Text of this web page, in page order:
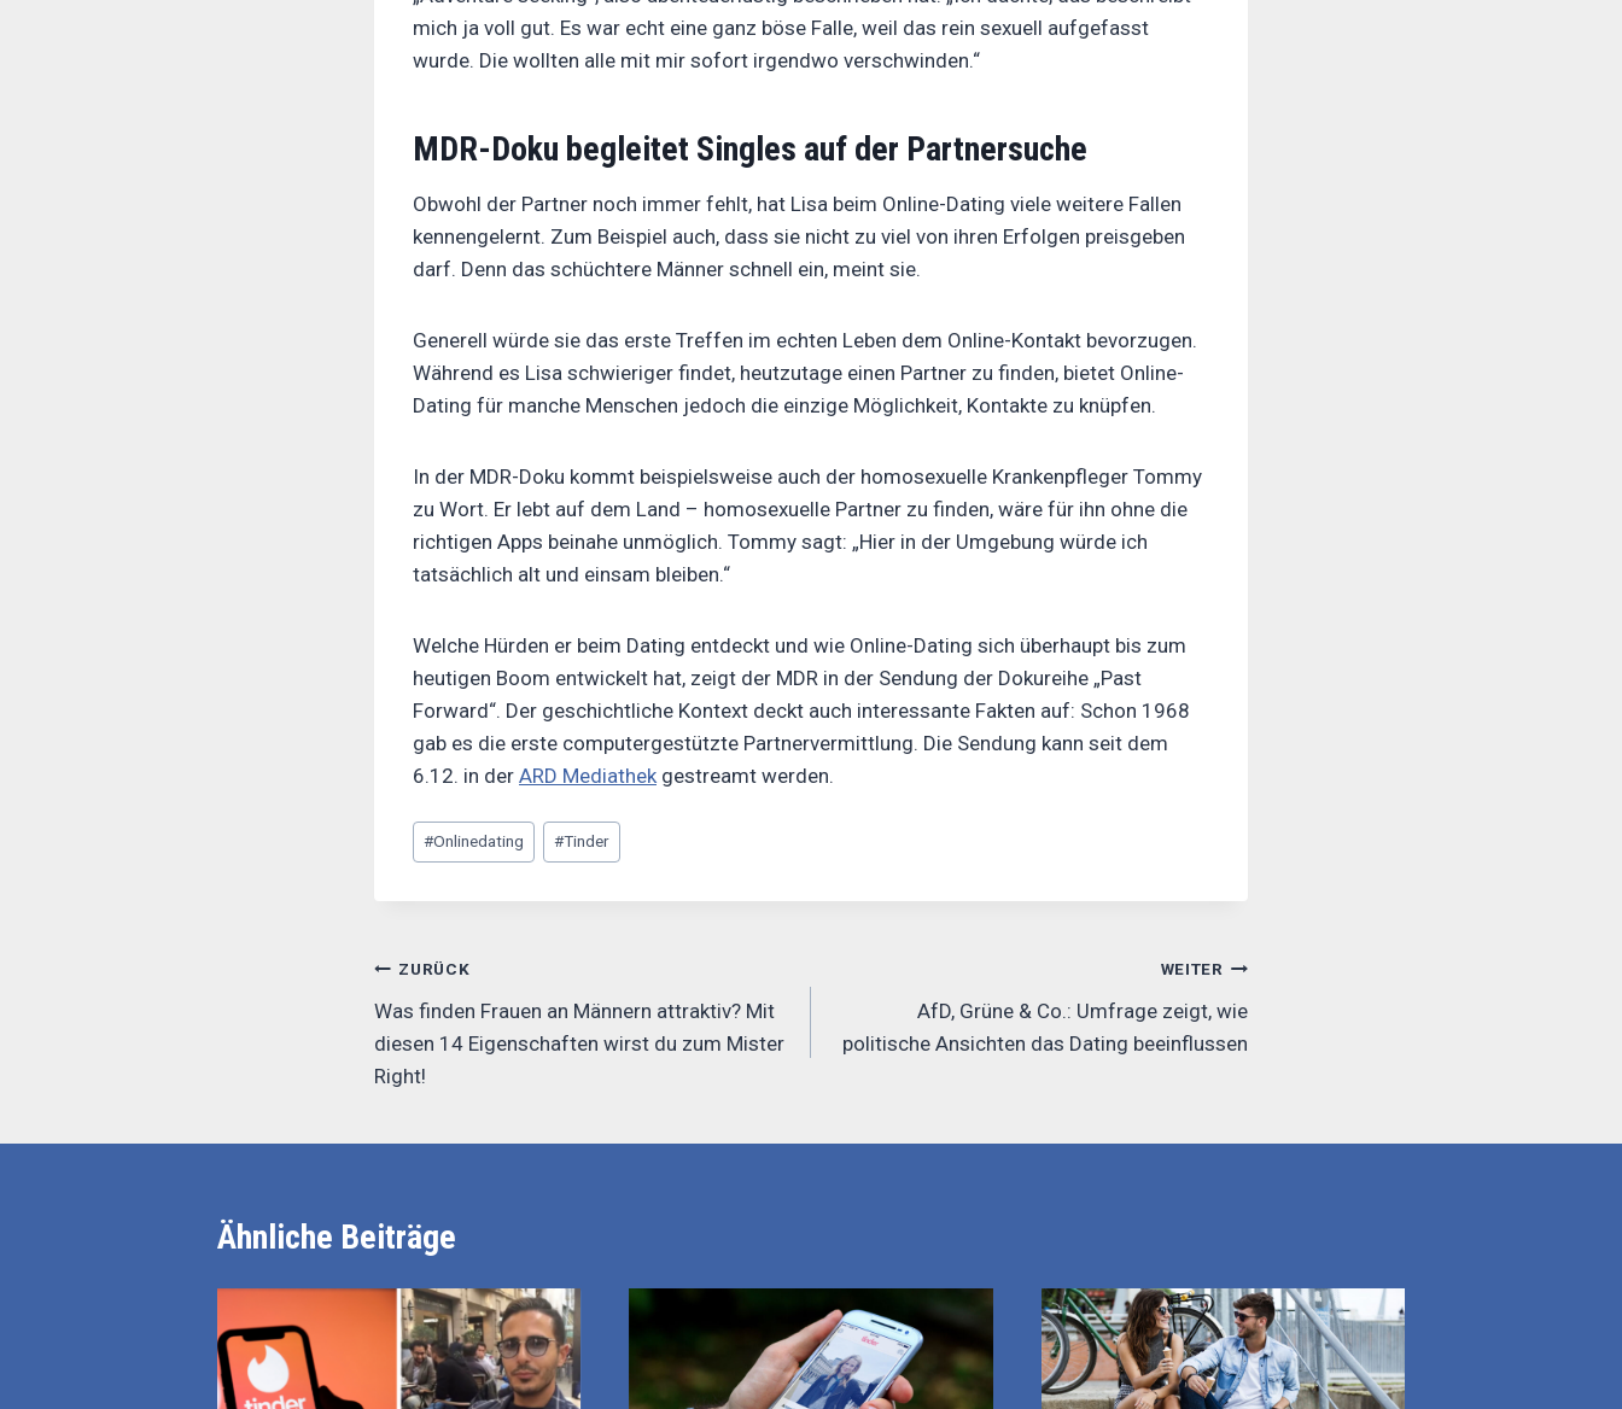
mich ja voll gut. Es war echt eine ganz böse Falle, weil das rein sexuell aufgefasst
wurde. Die wollten alle mit mir sofort irgendwo verschwinden.“
MDR-Doku begleitet Singles auf der Partnersuche
Obwohl der Partner noch immer fehlt, hat Lisa beim Online-Dating viele weitere Fallen
kennengelernt. Zum Beispiel auch, dass sie nicht zu viel von ihren Erfolgen preisgeben
darf. Denn das schüchtere Männer schnell ein, meint sie.
Generell würde sie das erste Treffen im echten Leben dem Online-Kontakt bevorzugen.
Während es Lisa schwieriger findet, heutzutage einen Partner zu finden, bietet Online-
Dating für manche Menschen jedoch die einzige Möglichkeit, Kontakte zu knüpfen.
In der MDR-Doku kommt beispielsweise auch der homosexuelle Krankenpfleger Tommy
zu Wort. Er lebt auf dem Land – homosexuelle Partner zu finden, wäre für ihn ohne die
richtigen Apps beinahe unmöglich. Tommy sagt: „Hier in der Umgebung würde ich
tatsächlich alt und einsam bleiben.“
Welche Hürden er beim Dating entdeckt und wie Online-Dating sich überhaupt bis zum
heutigen Boom entwickelt hat, zeigt der MDR in der Sendung der Dokureihe „Past
Forward“. Der geschichtliche Kontext deckt auch interessante Fakten auf: Schon 1968
gab es die erste computergestützte Partnervermittlung. Die Sendung kann seit dem
6.12. in der ARD Mediathek gestreamt werden.
Beitrags
Tags:
#Onlinedating #Tinder
Beitrags-
Navigation
ZURÜCK
Was finden Frauen an Männern attraktiv? Mit
diesen 14 Eigenschaften wirst du zum Mister
Right!
WEITER
AfD, Grüne & Co.: Umfrage zeigt, wie
politische Ansichten das Dating beeinflussen
Ähnliche Beiträge